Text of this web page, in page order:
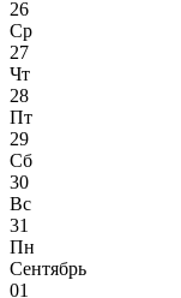
26
Ср
27
Чт
28
Пт
29
Сб
30
Вс
31
Пн
Сентябрь
01